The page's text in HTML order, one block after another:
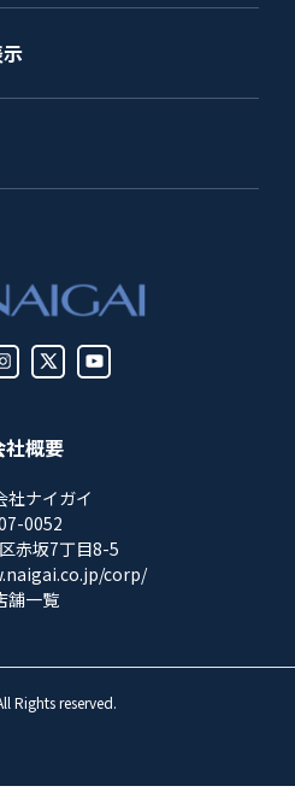
社概要
社ナイガイ
0052
赤坂7丁目8-5
corp/
舗一覧
Rights reserved.